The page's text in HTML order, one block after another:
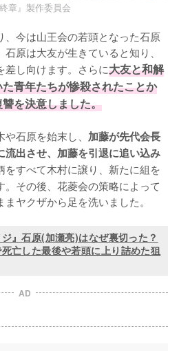
章』製作委員会
、今は山王会の若頭となった石原
原は大友が生きていると知り、
し向けます。さらに大友と和解
青年たちが惨殺されたことか
を決意しました。
石原を始末し、 加藤が先代会長
流出させ、加藤を引退に追い込み
をすべて木村に譲り、新たに組を
その後、花菱会の策略によって
ヤクザから足を洗いました。
ジ』石原(加瀬亮)はなぜ裏切った？
亡した最後や若頭に上り詰めた狙
AD